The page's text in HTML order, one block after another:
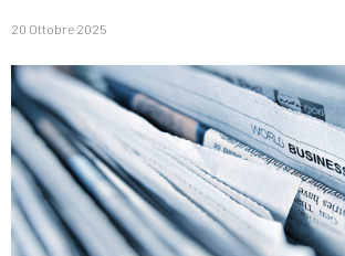
20 Ottobre 2025